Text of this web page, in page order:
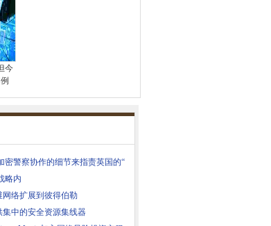
今
密警察协作的细节来指责英国的“
略内
网络扩展到彼得伯勒
集中的安全资源集线器